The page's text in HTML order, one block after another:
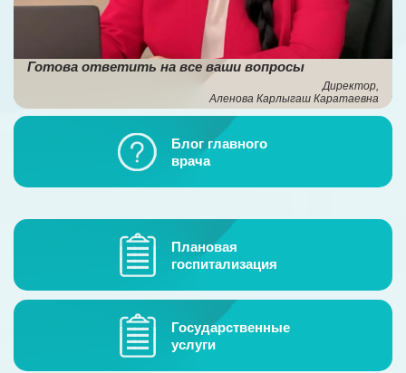
Антикорупционная деятельность
НПА
Гостевая книга
Готова ответить на все ваши вопросы
Директор,
Аленова Карлыгаш Каратаевна
Блог главного
врача
Плановая
госпитализация
Государственные
услуги